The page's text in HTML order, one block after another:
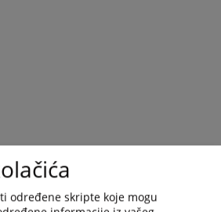
određene skripte koje mogu